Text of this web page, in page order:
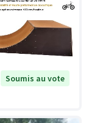
Soumis au vote